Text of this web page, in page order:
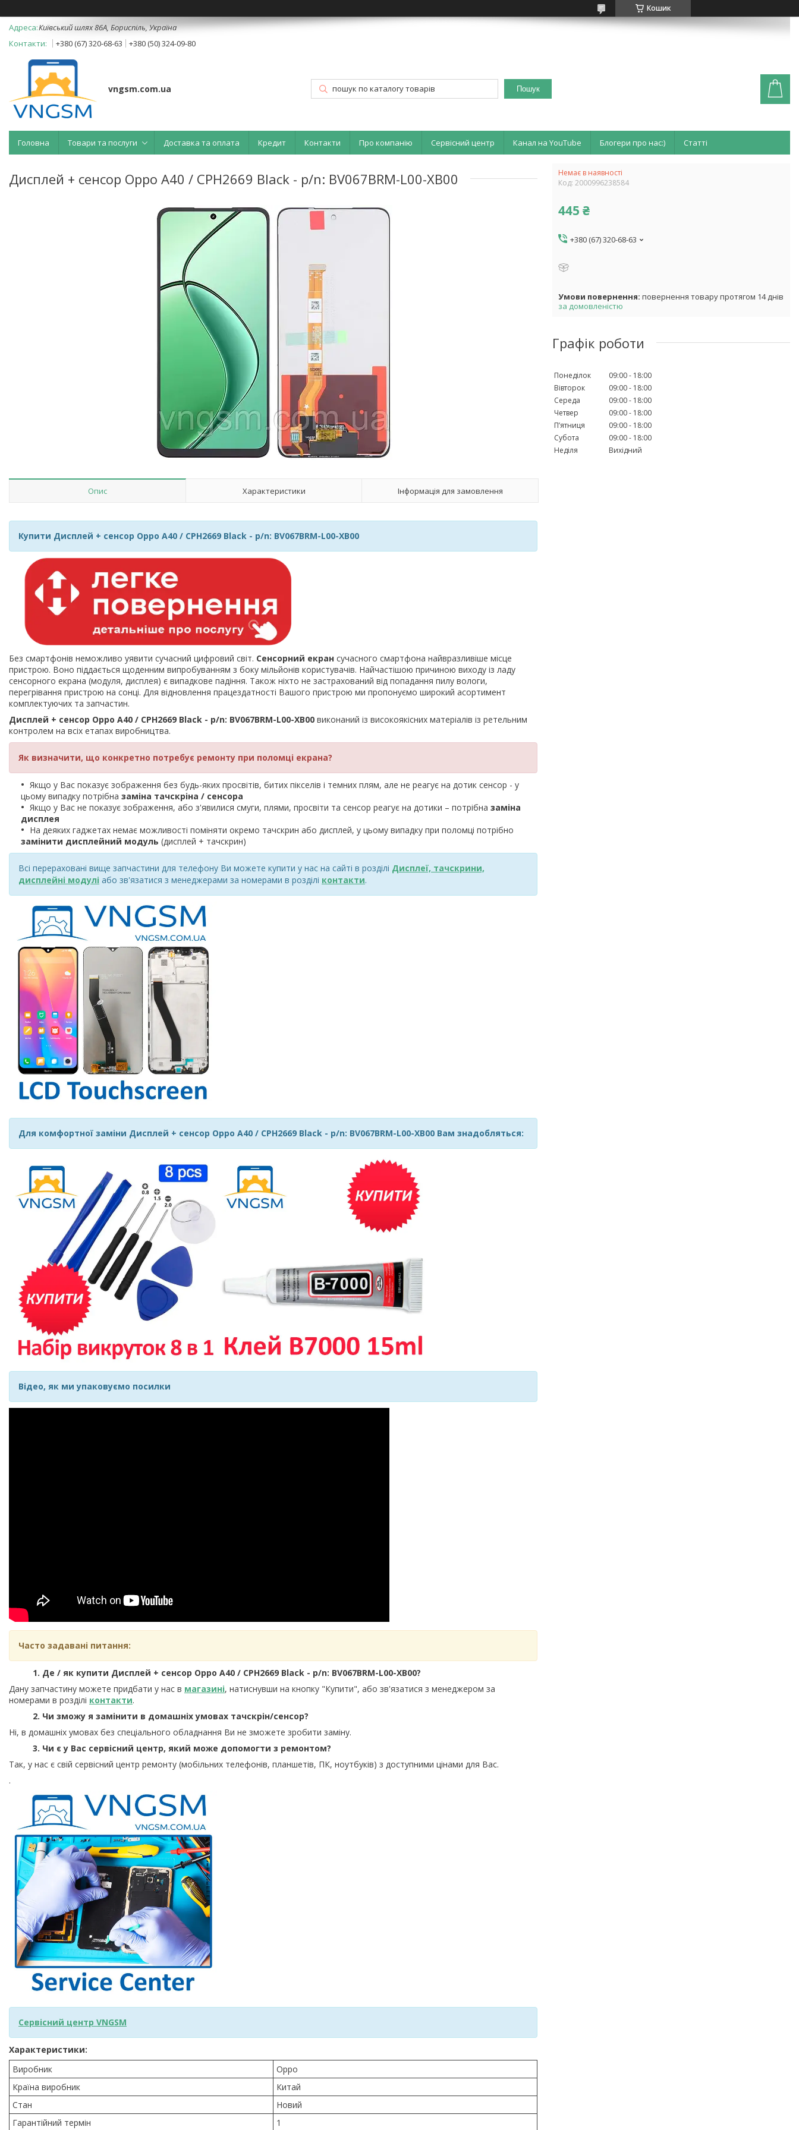
Кошик
Київський шлях 86А, Бориспіль, Україна
+380 (67) 320-68-63
+380 (50) 324-09-80
vngsm.com.ua Пошук
Головна Товари та послуги Доставка та оплата Кредит Контакти Про компанію Сервісний центр Канал на YouTube Блогери про нас:) Статті
Дисплей + сенсор Oppo A40 / CPH2669 Black - p/n: BV067BRM-L00-XB00
Опис Характеристики Інформація для замовлення
Купити Дисплей + сенсор Oppo A40 / CPH2669 Black - p/n: BV067BRM-L00-XB00
Без смартфонів неможливо уявити сучасний цифровий світ. Сенсорний екран сучасного смартфона найвразливіше місце
пристрою. Воно піддається щоденним випробуванням з боку мільйонів користувачів. Найчастішою причиною виходу із ладу
сенсорного екрана (модуля, дисплея) є випадкове падіння. Також ніхто не застрахований від попадання пилу вологи,
перегрівання пристрою на сонці. Для відновлення працездатності Вашого пристрою ми пропонуємо широкий асортимент
комплектуючих та запчастин.
Дисплей + сенсор Oppo A40 / CPH2669 Black - p/n: BV067BRM-L00-XB00 виконаний із високоякісних матеріалів із ретельним
контролем на всіх етапах виробництва.
Як визначити, що конкретно потребує ремонту при поломці екрана?
Якщо у Вас показує зображення без будь-яких просвітів, битих пікселів і темних плям, але не реагує на дотик сенсор - у
цьому випадку потрібна заміна тачскріна / сенсора
Якщо у Вас не показує зображення, або з'явилися смуги, плями, просвіти та сенсор реагує на дотики – потрібна заміна
дисплея
На деяких гаджетах немає можливості поміняти окремо тачскрин або дисплей, у цьому випадку при поломці потрібно
замінити дисплейний модуль (дисплей + тачскрин)
Всі перераховані вище запчастини для телефону Ви можете купити у нас на сайті в розділі Дисплеї, тачскрини,
дисплейні модулі або зв'язатися з менеджерами за номерами в розділі контакти.
Для комфортної заміни Дисплей + сенсор Oppo A40 / CPH2669 Black - p/n: BV067BRM-L00-XB00 Вам знадобляться:
Відео, як ми упаковуємо посилки
Часто задавані питання:
1. Де / як купити Дисплей + сенсор Oppo A40 / CPH2669 Black - p/n: BV067BRM-L00-XB00?
Дану запчастину можете придбати у нас в магазині, натиснувши на кнопку "Купити", або зв'язатися з менеджером за
номерами в розділі контакти.
2. Чи зможу я замінити в домашніх умовах тачскрін/сенсор?
Ні, в домашніх умовах без спеціального обладнання Ви не зможете зробити заміну.
3. Чи є у Вас сервісний центр, який може допомогти з ремонтом?
Так, у нас є свій сервісний центр ремонту (мобільних телефонів, планшетів, ПК, ноутбуків) з доступними цінами для Вас.
.
Сервісний центр VNGSM
Характеристики:
Виробник
Oppo
Країна виробник
Китай
Стан
Новий
Гарантійний термін
1
Немає в наявності
Код: 2000996238584
445 ₴
+380 (67) 320-68-63
повернення товару протягом 14 днів
за домовленістю
Графік роботи
Понеділок 09:00
18:00
Вівторок
09:00
18:00
Середа
09:00
18:00
Четвер
09:00
18:00
Пʼятниця
09:00
18:00
Субота
09:00
18:00
Неділя
Вихідний